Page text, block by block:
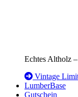
Echtes Altholz
Vintage
LumberBase
Gutschein